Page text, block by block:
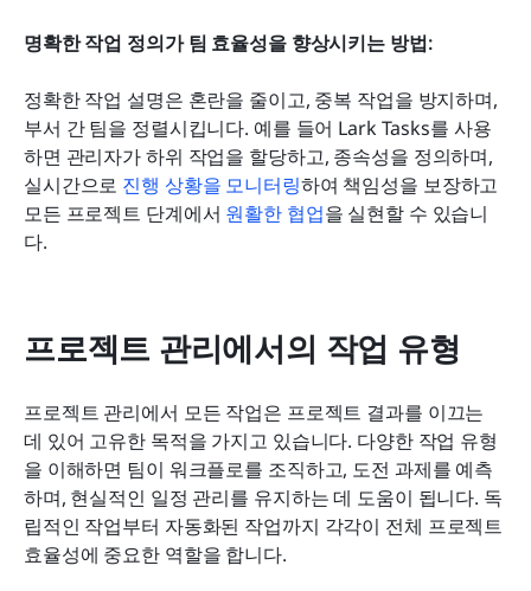
명확한 작업 정의가 팀 효율성을 향상시키는 방법:
정확한 작업 설명은 혼란을 줄이고, 중복 작업을 방지하며,
부서 간 팀을 정렬시킵니다. 예를 들어 Lark Tasks를 사용
하면 관리자가 하위 작업을 할당하고, 종속성을 정의하며,
실시간으로 진행 상황을 모니터링하여 책임성을 보장하고
모든 프로젝트 단계에서 원활한 협업을 실현할 수 있습니
다.
프로젝트 관리에서의 작업 유형
프로젝트 관리에서 모든 작업은 프로젝트 결과를 이끄는
데 있어 고유한 목적을 가지고 있습니다. 다양한 작업 유형
을 이해하면 팀이 워크플로를 조직하고, 도전 과제를 예측
하며, 현실적인 일정 관리를 유지하는 데 도움이 됩니다. 독
립적인 작업부터 자동화된 작업까지 각각이 전체 프로젝트
효율성에 중요한 역할을 합니다.